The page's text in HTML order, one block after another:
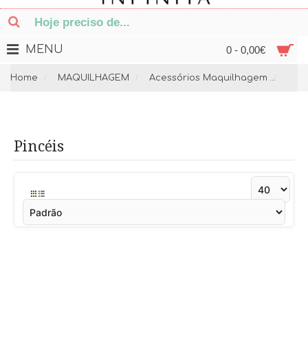
0 - 0,00€
MENU
Home MAQUILHAGEM Acessórios Maquilhagem
Pincéis